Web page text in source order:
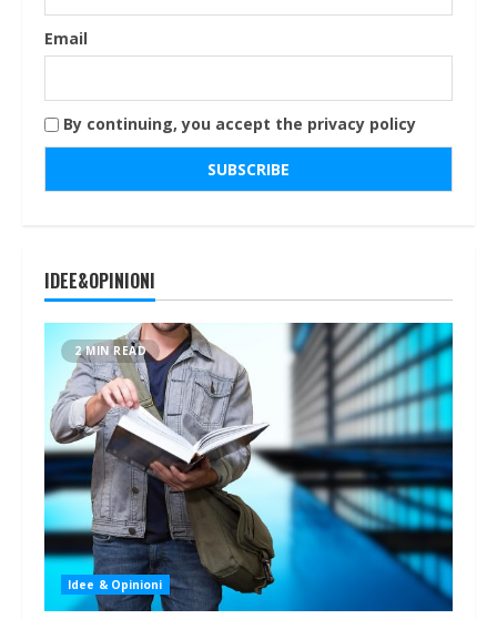
Email
By continuing, you accept the privacy policy
IDEE&OPINIONI
2 MIN READ
Idee & Opinioni